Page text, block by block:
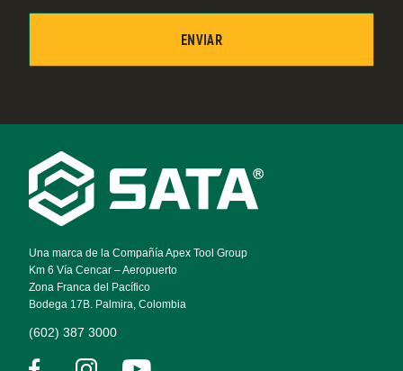
Footer
Navigation
Una marca de la Compañía Apex Tool Group
Km 6 Vía Cencar – Aeropuerto
Zona Franca del Pacífico
Bodega 17B. Palmira, Colombia
(602) 387 3000